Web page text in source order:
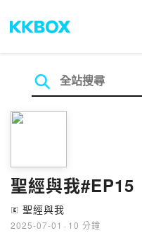
聖經與我
🄴 聖經與我
2025-07-01 · 10 分鐘